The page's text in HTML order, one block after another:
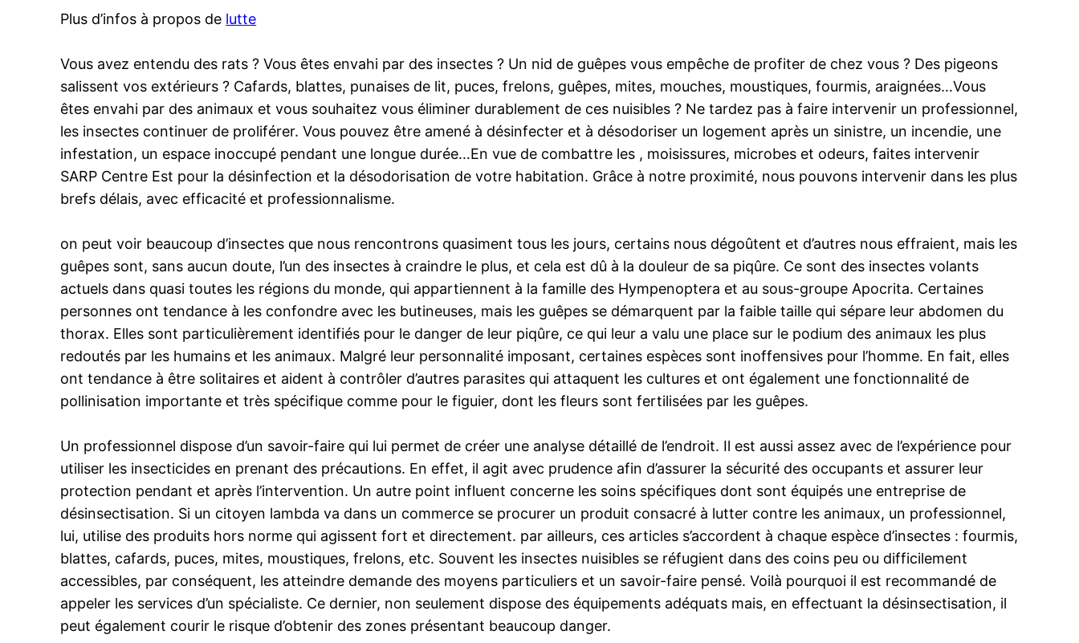
Plus d’infos à propos de lutte
Vous avez entendu des rats ? Vous êtes envahi par des insectes ? Un nid de guêpes vous empêche de profiter de chez vous ? Des pigeons
salissent vos extérieurs ? Cafards, blattes, punaises de lit, puces, frelons, guêpes, mites, mouches, moustiques, fourmis, araignées…Vous
êtes envahi par des animaux et vous souhaitez vous éliminer durablement de ces nuisibles ? Ne tardez pas à faire intervenir un professionnel,
les insectes continuer de proliférer. Vous pouvez être amené à désinfecter et à désodoriser un logement après un sinistre, un incendie, une
infestation, un espace inoccupé pendant une longue durée…En vue de combattre les , moisissures, microbes et odeurs, faites intervenir
SARP Centre Est pour la désinfection et la désodorisation de votre habitation. Grâce à notre proximité, nous pouvons intervenir dans les plus
brefs délais, avec efficacité et professionnalisme.
on peut voir beaucoup d’insectes que nous rencontrons quasiment tous les jours, certains nous dégoûtent et d’autres nous effraient, mais les
guêpes sont, sans aucun doute, l’un des insectes à craindre le plus, et cela est dû à la douleur de sa piqûre. Ce sont des insectes volants
actuels dans quasi toutes les régions du monde, qui appartiennent à la famille des Hympenoptera et au sous-groupe Apocrita. Certaines
personnes ont tendance à les confondre avec les butineuses, mais les guêpes se démarquent par la faible taille qui sépare leur abdomen du
thorax. Elles sont particulièrement identifiés pour le danger de leur piqûre, ce qui leur a valu une place sur le podium des animaux les plus
redoutés par les humains et les animaux. Malgré leur personnalité imposant, certaines espèces sont inoffensives pour l’homme. En fait, elles
ont tendance à être solitaires et aident à contrôler d’autres parasites qui attaquent les cultures et ont également une fonctionnalité de
pollinisation importante et très spécifique comme pour le figuier, dont les fleurs sont fertilisées par les guêpes.
Un professionnel dispose d’un savoir-faire qui lui permet de créer une analyse détaillé de l’endroit. Il est aussi assez avec de l’expérience pour
utiliser les insecticides en prenant des précautions. En effet, il agit avec prudence afin d’assurer la sécurité des occupants et assurer leur
protection pendant et après l’intervention. Un autre point influent concerne les soins spécifiques dont sont équipés une entreprise de
désinsectisation. Si un citoyen lambda va dans un commerce se procurer un produit consacré à lutter contre les animaux, un professionnel,
lui, utilise des produits hors norme qui agissent fort et directement. par ailleurs, ces articles s’accordent à chaque espèce d’insectes : fourmis,
blattes, cafards, puces, mites, moustiques, frelons, etc. Souvent les insectes nuisibles se réfugient dans des coins peu ou difficilement
accessibles, par conséquent, les atteindre demande des moyens particuliers et un savoir-faire pensé. Voilà pourquoi il est recommandé de
appeler les services d’un spécialiste. Ce dernier, non seulement dispose des équipements adéquats mais, en effectuant la désinsectisation, il
peut également courir le risque d’obtenir des zones présentant beaucoup danger.